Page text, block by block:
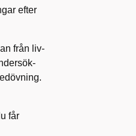
efter
från liv­
får